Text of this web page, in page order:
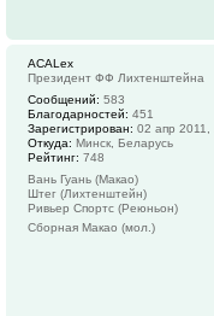
ACALex
Президент ФФ Лихтенштейна
Сообщений: 583
Благодарностей: 451
Зарегистрирован: 02 апр 2011,
Откуда: Минск, Беларусь
Рейтинг: 748
Вань Гуань (Макао)
Штег (Лихтенштейн)
Ривьер Спортс (Реюньон)
Сборная Макао (мол.)